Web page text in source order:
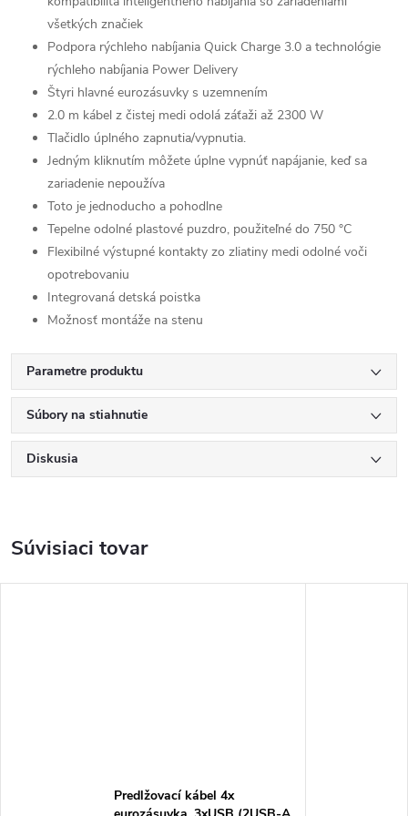
všetkých značiek
Podpora rýchleho nabíjania Quick Charge 3.0 a technológie
rýchleho nabíjania Power Delivery
Štyri hlavné eurozásuvky s uzemnením
2.0 m kábel z čistej medi odolá záťaži až 2300 W
Tlačidlo úplného zapnutia/vypnutia.
Jedným kliknutím môžete úplne vypnúť napájanie, keď sa
zariadenie nepoužíva
Toto je jednoducho a pohodlne
Tepelne odolné plastové puzdro, použiteľné do 750 °C
Flexibilné výstupné kontakty zo zliatiny medi odolné voči
opotrebovaniu
Integrovaná detská poistka
Možnosť montáže na stenu
Parametre produktu
Súbory na stiahnutie
Diskusia
Súvisiaci tovar
Predlžovací kábel 4x